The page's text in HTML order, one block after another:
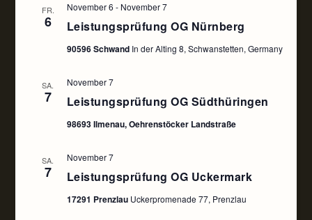
FR.
6 Leistungsprüfung OG Nürnberg
November 6 - November 7
90596 Schwand In der Alting 8, Schwanstetten, Germany
SA.
7 Leistungsprüfung OG Südthüringen
November 7
98693 Ilmenau, Oehrenstöcker Landstraße
SA.
7 Leistungsprüfung OG Uckermark
November 7
17291 Prenzlau Uckerpromenade 77, Prenzlau